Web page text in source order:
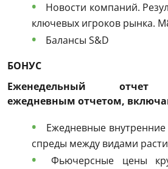
Новости компаний.
ключевых игроков рынка.
Балансы S&D
БОНУС
Еженедельный отчет
ежедневным отчетом,
Ежедневные
спреды между видами
Фьючерсные цены